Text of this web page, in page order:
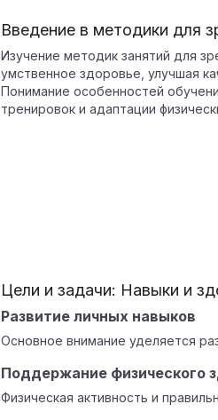
Введение в методики для
Изучение методик занятий для
умственное здоровье, улучшая
Понимание особенностей
тренировок и адаптации
Цели и задачи: Навыки и
Развитие личных навыков
Основное внимание уделяется
Поддержание физического
Физическая активность и